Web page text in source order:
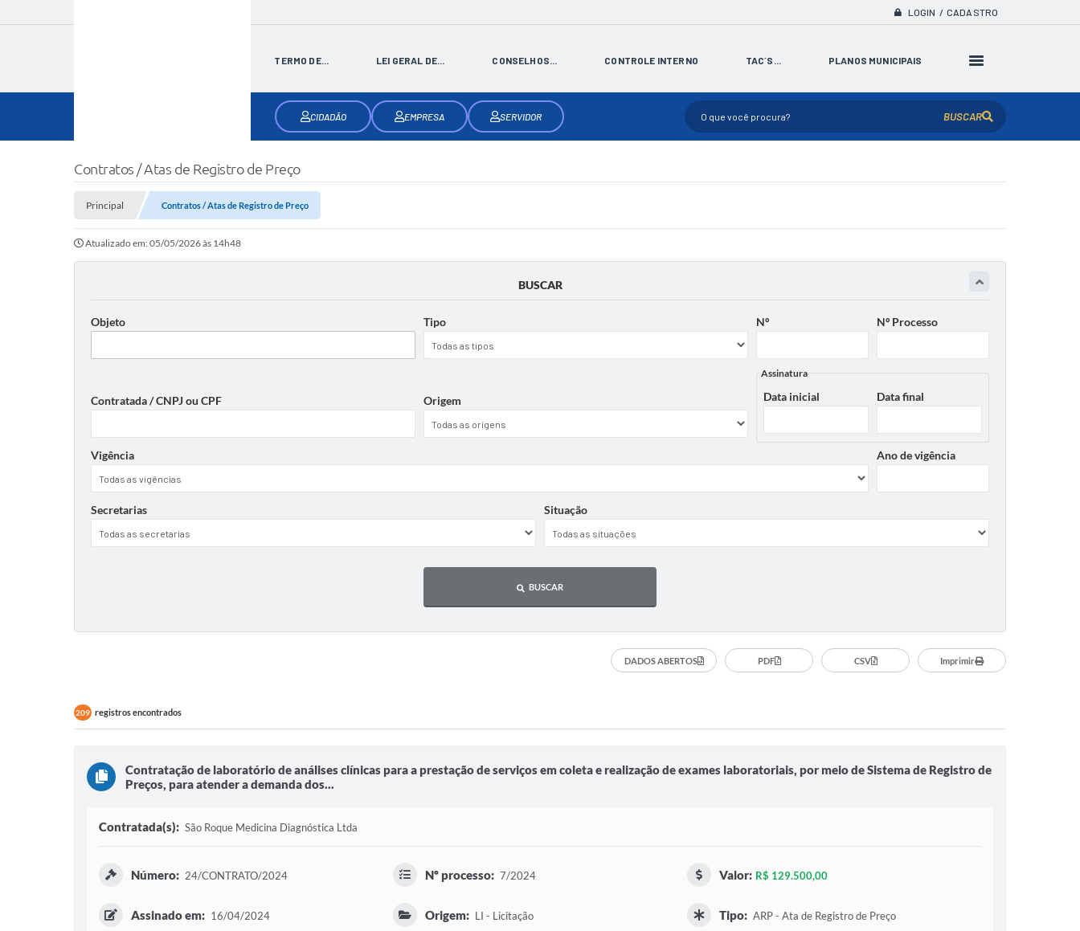
LOGIN / CADASTRO
TERMO DE... LEI GERAL DE... CONSELHOS... CONTROLE INTERNO TAC´S... PLANOS MUNICIPAIS
CIDADÃO EMPRESA SERVIDOR BUSCAR
Contratos / Atas de Registro de Preço
Principal Contratos / Atas de Registro de Preço
Atualizado em: 05/05/2026 às 14h48
BUSCAR
Objeto Tipo Nº Nº Processo
Contratada / CNPJ ou CPF Origem
Assinatura
Data inicial Data final
Vigência Ano de vigência
Secretarias Situação
BUSCAR
DADOS ABERTOS PDF CSV Imprimir
209 registros encontrados
Contratação de laboratório de análises clínicas para a prestação de serviços em coleta e realização de exames laboratoriais, por meio de Sistema de Registro de
Preços, para atender a demanda dos...
Contratada(s): São Roque Medicina Diagnóstica Ltda
Número: 24/CONTRATO/2024 Nº processo: 7/2024 Valor: R$ 129.500,00
Assinado em: 16/04/2024 Origem: LI - Licitação Tipo: ARP - Ata de Registro de Preço